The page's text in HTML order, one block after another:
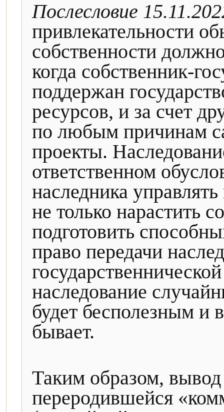
Послесловие
привлекательности
собственности
когда собственник-
поддержан
ресурсов, и за счет
по любым причинам
проекты.
ответственном
наследника
не только нарастить
подготовить
право передачи
наследование
будет бесполезным и
бывает.
Таким образом, вывод
переродившейся